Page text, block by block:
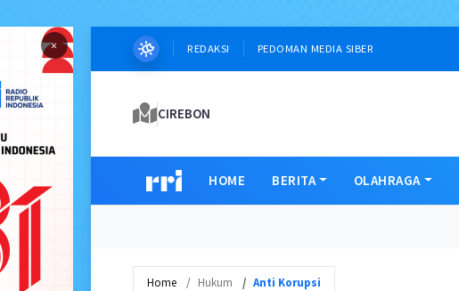
× REDAKSI PEDOMAN MEDIA SIBER
CIREBON
HOME BERITA OLAHRAGA
Home Hukum Anti Korupsi